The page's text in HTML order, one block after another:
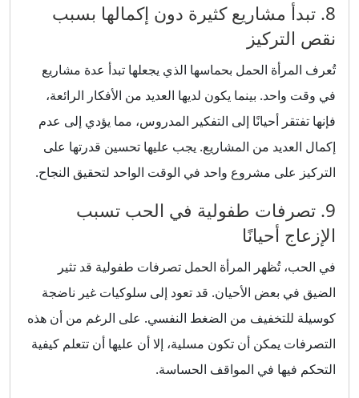
8. تبدأ مشاريع كثيرة دون إكمالها بسبب
نقص التركيز
تُعرف المرأة الحمل بحماسها الذي يجعلها تبدأ عدة مشاريع
في وقت واحد. بينما يكون لديها العديد من الأفكار الرائعة،
فإنها تفتقر أحيانًا إلى التفكير المدروس، مما يؤدي إلى عدم
إكمال العديد من المشاريع. يجب عليها تحسين قدرتها على
التركيز على مشروع واحد في الوقت الواحد لتحقيق النجاح.
9. تصرفات طفولية في الحب تسبب
الإزعاج أحيانًا
في الحب، تُظهر المرأة الحمل تصرفات طفولية قد تثير
الضيق في بعض الأحيان. قد تعود إلى سلوكيات غير ناضجة
كوسيلة للتخفيف من الضغط النفسي. على الرغم من أن هذه
التصرفات يمكن أن تكون مسلية، إلا أن عليها أن تتعلم كيفية
التحكم فيها في المواقف الحساسة.